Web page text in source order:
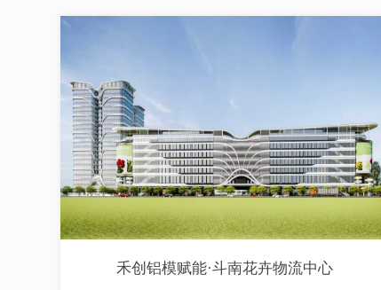
禾创铝模赋能·斗南花卉物流中心